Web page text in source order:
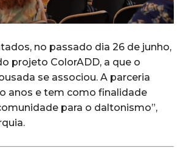
no passado dia 26 de junho,
projeto ColorADD, a que o
se associou. A parceria
anos e tem como finalidade
para o daltonismo”,